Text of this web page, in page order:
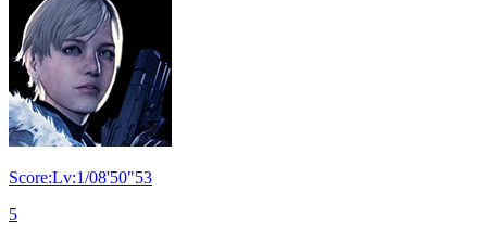
Score:Lv:1/08'50"53
5